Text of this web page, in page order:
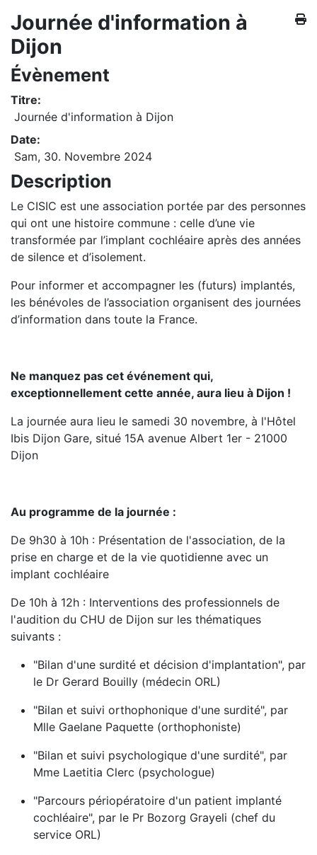
Journée d'information à
Dijon
Évènement
Titre:
Journée d'information à Dijon
Date:
Sam, 30. Novembre 2024
Description
Le CISIC est une association portée par des personnes
qui ont une histoire commune : celle d’une vie
transformée par l’implant cochléaire après des années
de silence et d’isolement.
Pour informer et accompagner les (futurs) implantés,
les bénévoles de l’association organisent des journées
d’information dans toute la France.
Ne manquez pas cet événement qui,
exceptionnellement cette année, aura lieu à Dijon !
La journée aura lieu le samedi 30 novembre, à l'Hôtel
Ibis Dijon Gare, situé 15A avenue Albert 1er - 21000
Dijon
Au programme de la journée :
De 9h30 à 10h : Présentation de l'association, de la
prise en charge et de la vie quotidienne avec un
implant cochléaire
De 10h à 12h : Interventions des professionnels de
l'audition du CHU de Dijon sur les thématiques
suivants :
"Bilan d'une surdité et décision d'implantation", par
le Dr Gerard Bouilly (médecin ORL)
"Bilan et suivi orthophonique d'une surdité", par
Mlle Gaelane Paquette (orthophoniste)
"Bilan et suivi psychologique d'une surdité", par
Mme Laetitia Clerc (psychologue)
"Parcours périopératoire d'un patient implanté
cochléaire", par le Pr Bozorg Grayeli (chef du
service ORL)